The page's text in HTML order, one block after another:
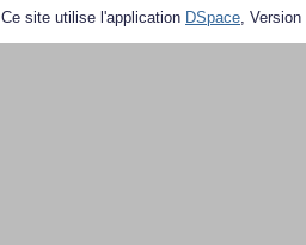
Ce site utilise l'application DSpace,